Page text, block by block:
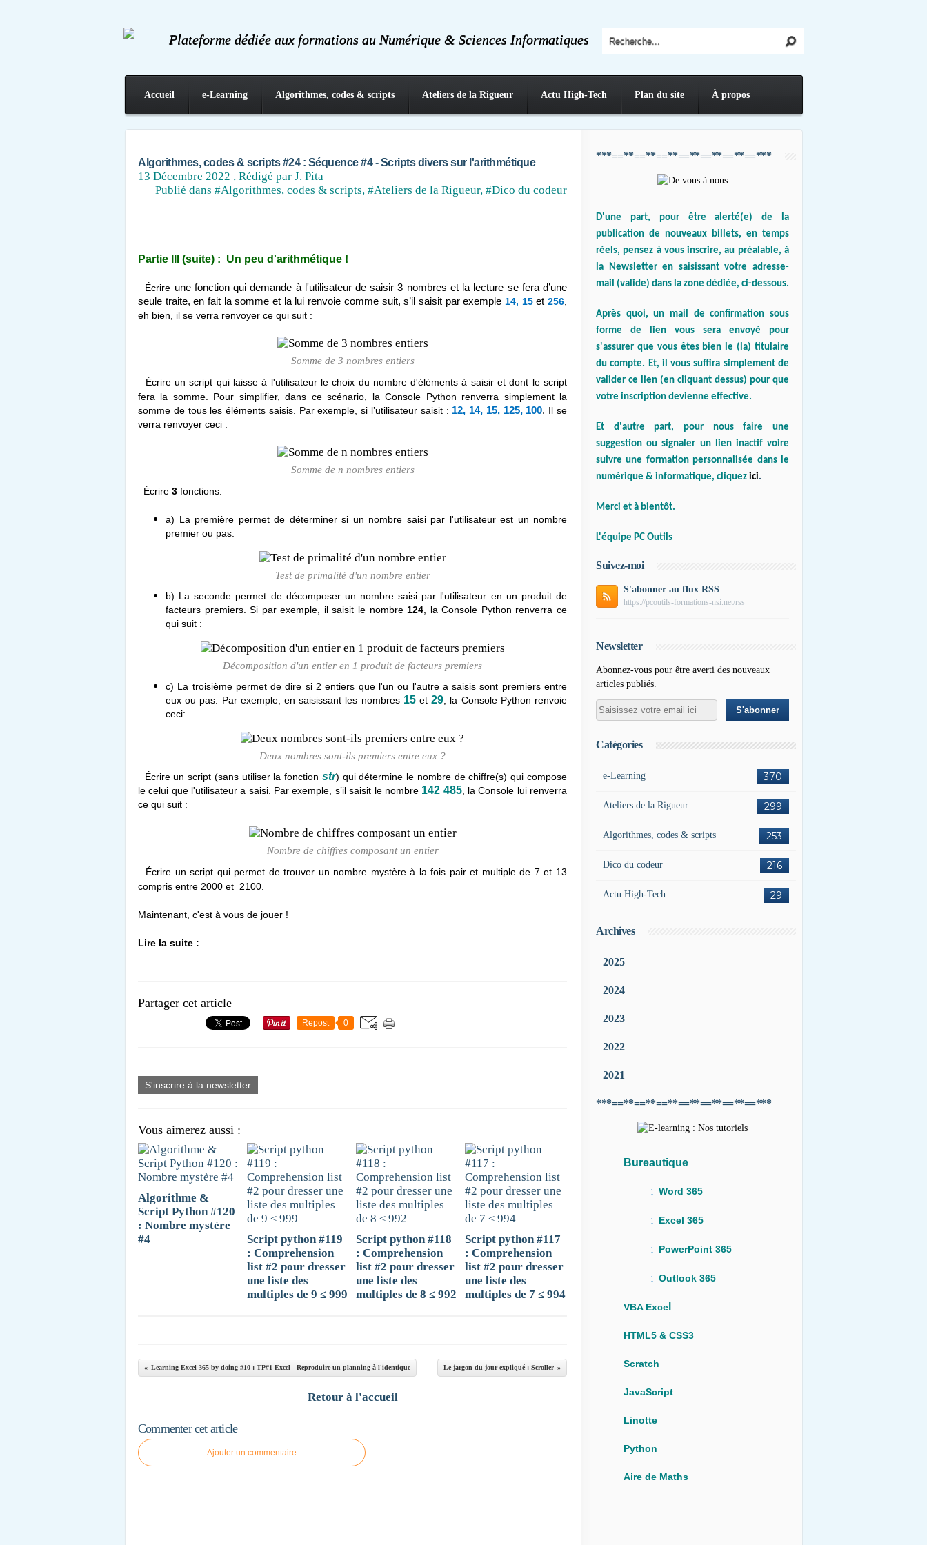
Plateforme dédiée aux formations au Numérique & Sciences Informatiques
Accueil e-Learning Algorithmes, codes & scripts Ateliers de la Rigueur Actu High-Tech Plan du site À propos
Algorithmes, codes & scripts #24 : Séquence #4 - Scripts divers sur l'arithmétique
13 Décembre 2022 , Rédigé par J. Pita
Publié dans #Algorithmes, codes & scripts, #Ateliers de la Rigueur, #Dico du codeur
Partie III (suite) : Un peu d'arithmétique !
Écrire une fonction qui demande à l'utilisateur de saisir 3 nombres et la lecture se fera d’une
seule traite, en fait la somme et la lui renvoie comme suit, s’il saisit par exemple 14, 15 et 256
eh bien, il se verra renvoyer ce qui suit :
Somme de 3 nombres entiers
Écrire un script qui laisseà l'utilisateur le choix du nombre d'éléments à saisir et dont le script
fera la somme. Pour simplifier, dans ce scénario, la Console Python renverra simplement la
somme de tous les éléments saisis. Par exemple, si l’utilisateur saisit : 12, 14, 15, 125, 100. Il se
verra renvoyer ceci :
Somme de n nombres entiers
Écrire 3 fonctions:
a) La première permet de déterminer si un nombre saisi par l'utilisateur est un nombre
premier ou pas.
Test de primalité d'un nombre entier
b) La seconde permet de décomposer un nombre saisi par l'utilisateur en un produit de
facteurs premiers. Si par exemple, il saisit le nombre124, la Console Python renverra ce
qui suit :
Décomposition d'un entier en 1 produit de facteurs premiers
c) La troisième permet de dire si 2 entiers que l'un ou l'autrea saisis sont premiers entre
eux ou pas. Par exemple, en saisissant les nombres 15et29, la Console Python renvoie
ceci:
Deux nombres sont-ils premiers entre eux ?
Écrire un script (sans utiliser la fonction str) qui détermine le nombre de chiffre(s) qui compose
le celui que l'utilisateur a saisi. Par exemple, s’il saisit le nombre 142 485, la Console lui renverra
ce qui suit :
Nombre de chiffres composant un entier
Écrire un script qui permet de trouver un nombre mystère à la fois pair et multiple de 7 et 13
compris entre 2000 et 2100.
Maintenant, c'est à vous de jouer !
Lire la suite :
Partager cet article
Repost 0
S'inscrire à la newsletter
Vous aimerez aussi :
Algorithme &
Script Python #120
: Nombre mystère
#4
Script python #119
: Comprehension
list #2 pour dresser
une liste des
multiples de 9 ≤ 999
Script python #118
: Comprehension
list #2 pour dresser
une liste des
multiples de 8 ≤ 992
Script python #117
: Comprehension
list #2 pour dresser
une liste des
multiples de 7 ≤ 994
Learning Excel 365 by doing #10 : TP#1 Excel - Reproduire un planning à l'identique Le jargon du jour expliqué : Scroller
Retour à l'accueil
Commenter cet article
Ajouter un commentaire
***==**==**==**==**==**==**==***
D'une part, pour être alerté(e) de la
publication de nouveaux billets, en temps
réels, pensez à vous inscrire, au préalable, à
la Newsletter en saisissant votre adresse-
mail (valide) dans la zone dédiée, ci-dessous.
Après quoi, un mail de confirmation sous
forme de lien vous sera envoyé pour
s'assurer que vous êtes bien le (la) titulaire
du compte. Et, il vous suffira simplement de
valider ce lien (en cliquant dessus) pour que
votre inscription devienne effective.
Et d'autre part, pour nous faire une
suggestion ou signaler un lien inactif voire
suivre une formation personnalisée dans le
numérique & informatique, cliquez ici.
Merci et à bientôt.
L'équipe PC Outils
Suivez-moi
S'abonner au flux RSS
https://pcoutils-formations-nsi.net/rss
Newsletter
Abonnez-vous pour être averti des nouveaux
articles publiés.
Catégories
370
e-Learning
299
Ateliers de la Rigueur
253
Algorithmes, codes & scripts
216
Dico du codeur
29
Actu High-Tech
Archives
2025
2024
2023
2022
2021
***==**==**==**==**==**==**==***
Bureautique
l Word 365
l Excel 365
l PowerPoint 365
l Outlook 365
VBA Exce
HTML5 & CSS3
Scratch
JavaScript
Linotte
Python
Aire de Maths